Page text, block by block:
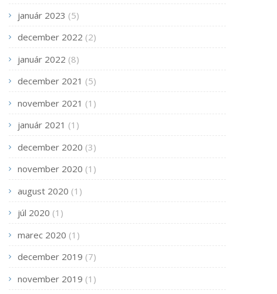
január 2023 (5)
december 2022 (2)
január 2022 (8)
december 2021 (5)
november 2021 (1)
január 2021 (1)
december 2020 (3)
november 2020 (1)
august 2020 (1)
júl 2020 (1)
marec 2020 (1)
december 2019 (7)
november 2019 (1)